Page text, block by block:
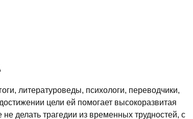
литерату­роведы, психологи, переводчики,
цели ей помогает высокоразвитая
делать трагедии из временных трудностей, с